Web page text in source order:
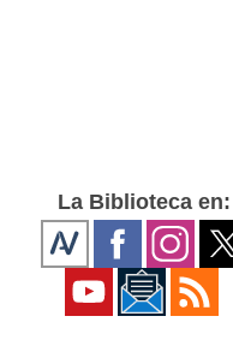
La Biblioteca en: